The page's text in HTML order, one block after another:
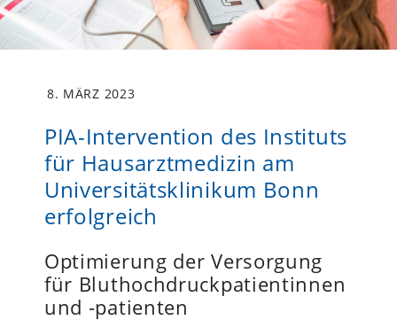
8. MÄRZ 2023
PIA-Intervention des Instituts
für Hausarztmedizin am
Universitätsklinikum Bonn
erfolgreich
Optimierung der Versorgung
für Bluthochdruckpatientinnen
und -patienten